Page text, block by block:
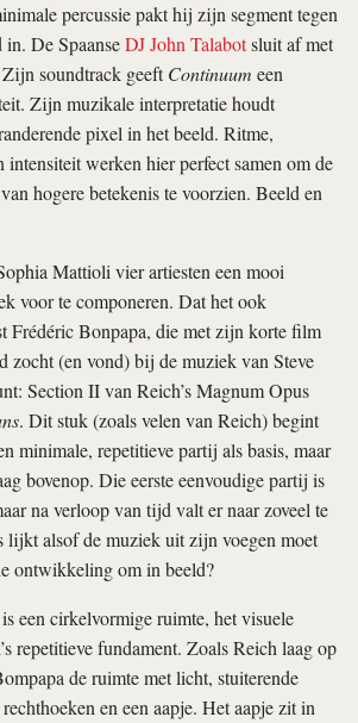
percussie pakt hij zijn segment tegen
in. De SpaanseDJ John Talabotsluit af met
Zijn soundtrack geeftContinuum een
Zijn muzikale interpretatie houdt
pixel in het beeld. Ritme,
intensiteit werken hier perfect samen om de
hogere betekenis te voorzien. Beeld en
Mattioli vier artiesten een mooi
voor te componeren. Dat het ook
Frédéric Bonpapa, die met zijn korte film
zocht (en vond) bij de muziek van Steve
Section II van Reich’s Magnum Opus
. Dit stuk (zoals velen van Reich) begint
minimale, repetitieve partij als basis, maar
bovenop. Die eerste eenvoudige partij is
na verloop van tijd valt er naar zoveel te
lijkt alsof de muziek uit zijn voegen moet
ontwikkeling om in beeld?
een cirkelvormige ruimte, het visuele
repetitieve fundament. Zoals Reich laag op
de ruimte met licht, stuiterende
en een aapje. Het aapje zit in